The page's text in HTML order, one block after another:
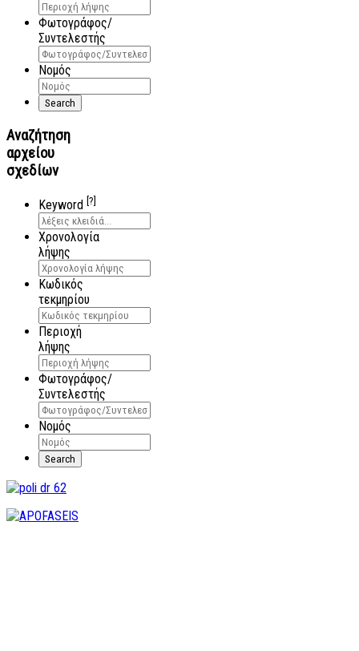
Φωτογράφος/
Συντελεστής
Νομός
Αναζήτηση
αρχείου
σχεδίων
Keyword [?]
Χρονολογία
λήψης
Κωδικός
τεκμηρίου
Περιοχή
λήψης
Φωτογράφος/
Συντελεστής
Νομός